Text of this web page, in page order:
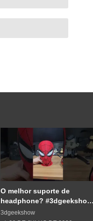
O melhor suporte de
headphone? #3dgeekshow
#impressão3d #3dprinting
3dgeekshow